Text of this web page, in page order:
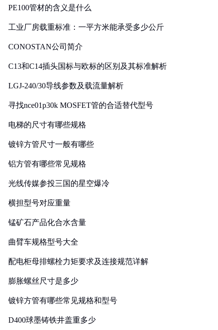
PE100管材的含义是什么
工业厂房载重标准：一平方米能承受多少公斤
CONOSTAN公司简介
C13和C14插头国标与欧标的区别及其标准解析
LGJ-240/30导线参数及载流量解析
寻找nce01p30k MOSFET管的合适替代型号
电梯的尺寸有哪些规格
镀锌方管尺寸一般有哪些
铝方管有哪些常见规格
光线传媒参投三国的星空爆冷
横担型号对应重量
锰矿石产品化合水含量
曲臂车规格型号大全
配电柜母排螺栓力矩要求及连接规范详解
膨胀螺丝尺寸是多少
镀锌方管有哪些常见规格和型号
D400球墨铸铁井盖重多少